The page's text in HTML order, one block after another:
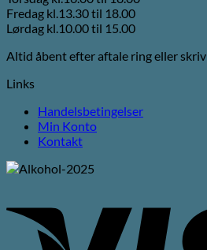
Fredag kl.13.30 til 18.00
Lørdag kl.10.00 til 15.00
Altid åbent efter aftale ring eller skriv
Links
Handelsbetingelser
Min Konto
Kontakt